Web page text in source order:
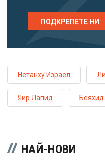
ПОДКРЕПЕТЕ НИ
Нетанху Израел
Яир Лапид Беяхид
НАЙ-НОВИ